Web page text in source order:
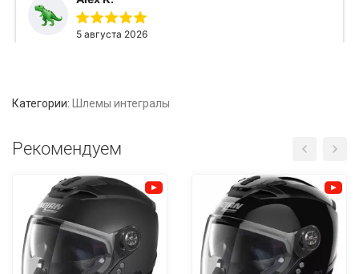
Категории: Шлемы интегралы
Рекомендуем